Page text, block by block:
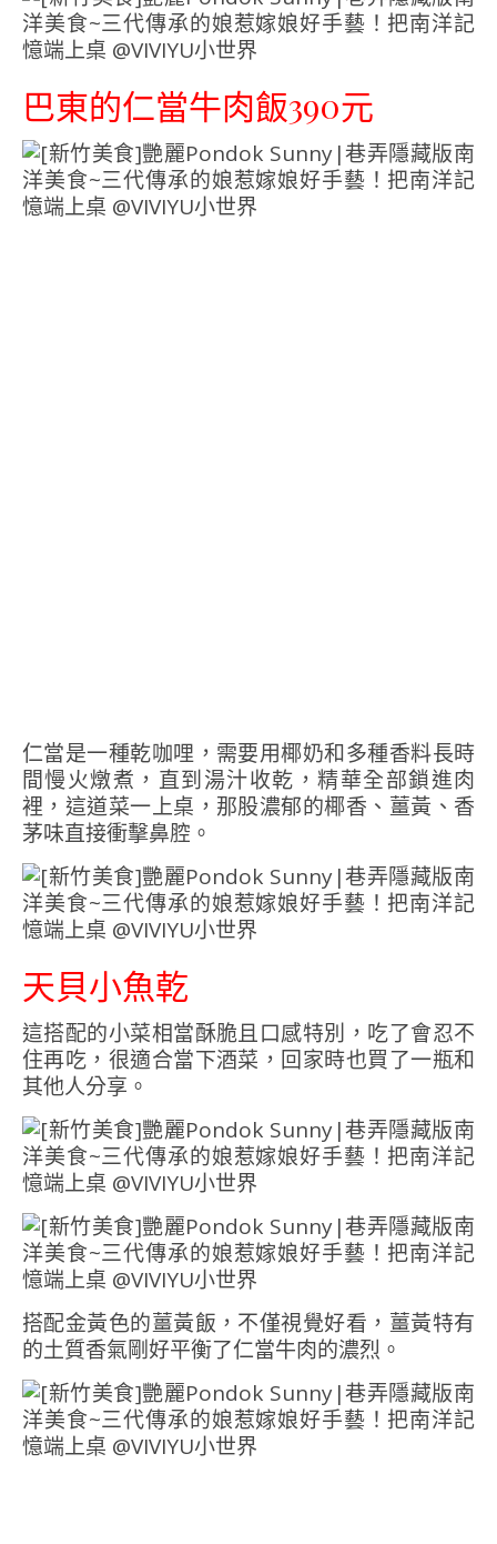
巴東的仁當牛肉飯390元
仁當是一種乾咖哩，需要用椰奶和多種香料長時
間慢火燉煮，直到湯汁收乾，精華全部鎖進肉
裡，這道菜一上桌，那股濃郁的椰香、薑黃、香
茅味直接衝擊鼻腔。
天貝小魚乾
這搭配的小菜相當酥脆且口感特別，吃了會忍不
住再吃，很適合當下酒菜，回家時也買了一瓶和
其他人分享。
搭配金黃色的薑黃飯，不僅視覺好看，薑黃特有
的土質香氣剛好平衡了仁當牛肉的濃烈。